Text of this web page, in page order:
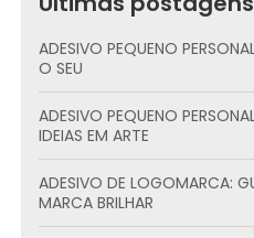
ADESIVO PEQUENO PERSONALIZADO: DICAS PARA CRIAR
O SEU
ADESIVO PEQUENO PERSONALIZADO: TRANSFORME SUAS
IDEIAS EM ARTE
ADESIVO DE LOGOMARCA: GUIA COMPLETO PARA SUA
MARCA BRILHAR